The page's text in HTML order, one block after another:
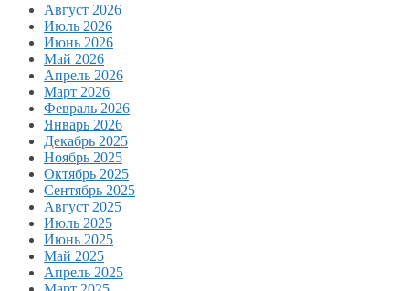
Август 2026
Июль 2026
Июнь 2026
Май 2026
Апрель 2026
Март 2026
Февраль 2026
Январь 2026
Декабрь 2025
Ноябрь 2025
Октябрь 2025
Сентябрь 2025
Август 2025
Июль 2025
Июнь 2025
Май 2025
Апрель 2025